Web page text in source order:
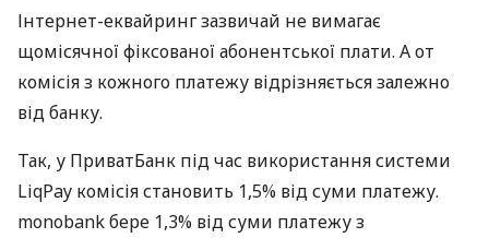
Інтернет-еквайринг зазвичай не вимагає
щомісячної фіксованої абонентської плати. А от
комісія з кожного платежу відрізняється залежно
від банку.
Так, у ПриватБанк під час використання системи
LiqPay комісія становить 1,5% від суми платежу.
monobank бере 1,3% від суми платежу з